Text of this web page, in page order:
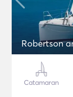
Robertson
Catamaran